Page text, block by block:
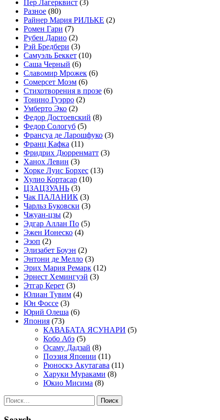
Пер Лагерквист (3)
Разное (80)
Райнер Мария РИЛЬКЕ (2)
Ромен Гари (7)
Рубен Дарио (2)
Рэй Бредбери (3)
Самуэль Беккет (10)
Саша Черный (6)
Славомир Мрожек (6)
Сомерсет Моэм (6)
Стихотворения в прозе (6)
Тонино Гуэрро (2)
Умберто Эко (2)
Федор Достоевский (8)
Федор Сологуб (5)
Франсуа де Ларошфуко (3)
Франц Кафка (11)
Фридрих Дюрренматт (3)
Ханох Левин (3)
Хорке Луис Борхес (13)
Хулио Кортасар (10)
ЦЗАЦЗУАНЬ (3)
Чак ПАЛАНИК (3)
Чарльз Буковски (3)
Чжуан-цзы (2)
Эдгар Аллан По (5)
Эжен Ионеско (4)
Эзоп (2)
Элизабет Боуэн (2)
Энтони де Мелло (3)
Эрих Мария Ремарк (12)
Эрнест Хемингуэй (3)
Этгар Керет (3)
Юлиан Тувим (4)
Юн Фоссе (3)
Юрий Олеша (6)
Япония (73)
КАВАБАТА ЯСУНАРИ (5)
Кобо Абэ (5)
Осаму Дадзай (8)
Поэзия Японии (11)
Рюноскэ Акутагава (11)
Харуки Мураками (8)
Юкио Мисима (8)
Найти: